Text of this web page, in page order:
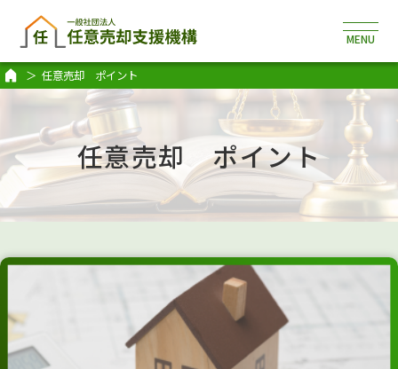
任意売却 ポイント
任意売却 ポイント